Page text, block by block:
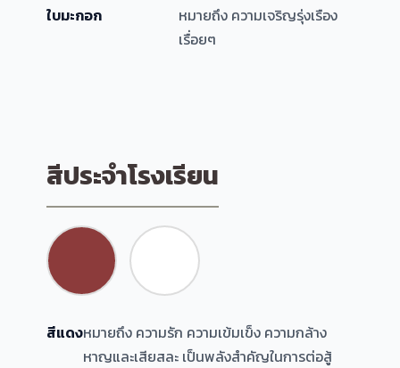
ใบมะกอก
หมายถึง ความเจริญรุ่งเรือง
เรื่อยๆ
สีประจำโรงเรียน
สีแดงหมายถึง ความรัก ความเข้มเข็ง ความกล้าง
หาญและเสียสละ เป็นพลังสำคัญในการต่อสู้